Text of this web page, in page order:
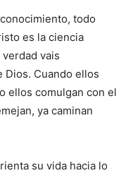
todo
es la ciencia
vais
Dios. Cuando ellos
ellos comulgan con el
ya caminan
su vida hacia lo